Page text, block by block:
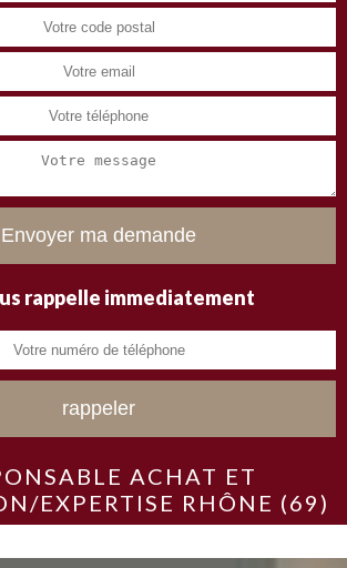
rappelle immediatement
ACHAT ET
EXPERTISE RHÔNE (69)